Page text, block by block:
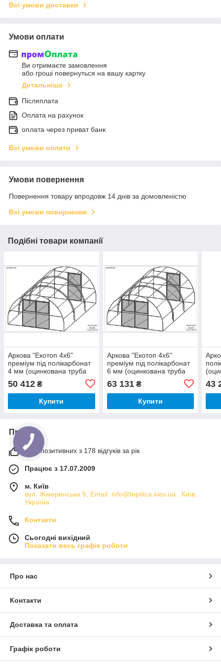
Всі умови доставки
Умови оплати
Ви отримаєте замовлення
або гроші повернуться на вашу картку
Детальніше
Післяплата
Оплата на рахунок
оплата через приват банк
Всі умови оплати
Умови повернення
Повернення товару впродовж 14 днів за домовленістю
Всі умови повернення
Подібні товари компанії
Аркова "Екотоп 4х6"
преміум під полікарбонат
4 мм (оцинкована труба
50 412 ₴
Купити
Аркова "Екотоп 4х6"
преміум під полікарбонат
6 мм (оцинкована труба
63 131₴
Купити
43
Про нас
97% позитивних з 178 відгуків за рік
Працює з 17.07.2009
м. Київ
вул. Жмеринська 5, Email: info@teplitca.kiev.ua , Київ,
Україна
Контакти
Сьогодні вихідний
Показати весь графік роботи
Про нас
Контакти
Доставка та оплата
Графік роботи